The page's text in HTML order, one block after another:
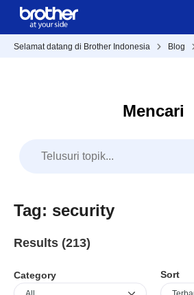
Selamat datang di Brother Indonesia Blog
Mencari
Tag: security
Results (213)
Category Sort